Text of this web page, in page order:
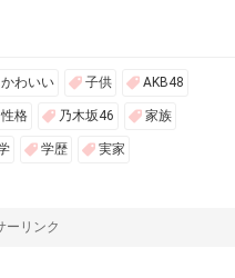
かわいい 子供 AKB48
性格 乃木坂46 家族
学歴 実家
ーリンク